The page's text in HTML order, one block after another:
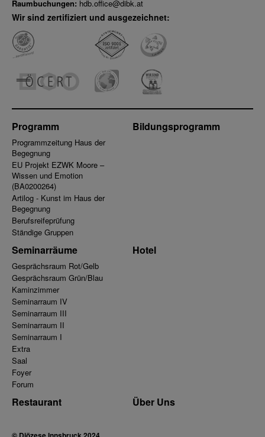
Raumbuchungen: hdb.office@dibk.at
Wir sind zertifiziert und ausgezeichnet:
Programm
Programmzeitung Haus der
Begegnung
EU Projekt EZWK Moore –
Wissen und Emotion
(BA0200264)
Artilog - Kunst im Haus der
Begegnung
Berufsreifeprüfung
Ständige Gruppen
Bildungsprogramm
Seminarräume
Gesprächsraum Rot/Gelb
Gesprächsraum Grün/Blau
Kaminzimmer
Seminarraum IV
Seminarraum III
Seminarraum II
Seminarraum I
Extra
Saal
Foyer
Forum
Hotel
Restaurant Über Uns